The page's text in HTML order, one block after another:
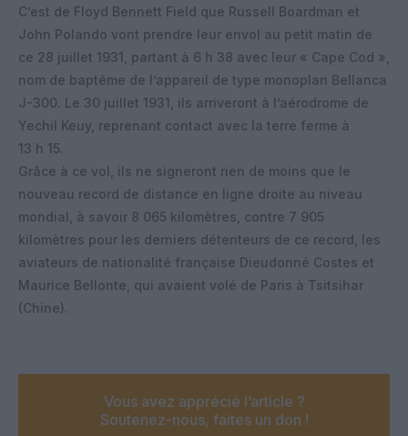
C’est de Floyd Bennett Field que Russell Boardman et
John Polando vont prendre leur envol au petit matin de
ce 28 juillet 1931, partant à 6 h 38 avec leur « Cape Cod »,
nom de baptême de l’appareil de type monoplan Bellanca
J-300. Le 30 juillet 1931, ils arriveront à l’aérodrome de
Yechil Keuy, reprenant contact avec la terre ferme à
13 h 15.
Grâce à ce vol, ils ne signeront rien de moins que le
nouveau record de distance en ligne droite au niveau
mondial, à savoir 8 065 kilomètres, contre 7 905
kilomètres pour les derniers détenteurs de ce record, les
aviateurs de nationalité française Dieudonné Costes et
Maurice Bellonte, qui avaient volé de Paris à Tsitsihar
(Chine).
Vous avez apprécié l’article ?
Soutenez-nous, faites un don !